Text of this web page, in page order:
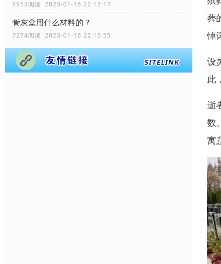
6953阅读 2023-01-16 22:17:17
骨灰盒用什么材料的？
7274阅读 2023-01-16 22:15:55
葬
悼
设
此
逝
数
寓